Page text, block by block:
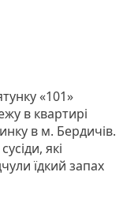
«101»
в квартирі
в м. Бердичів.
які
їдкий запах